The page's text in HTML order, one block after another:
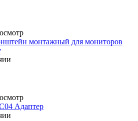
монтажный для мониторов
Адаптер